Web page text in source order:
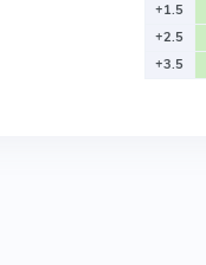
+1.5
+2.5
+3.5